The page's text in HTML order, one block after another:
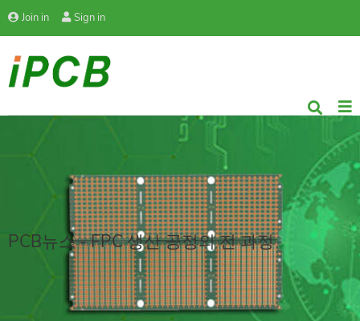
Join in Sign in
PCB뉴스 - FPC 생산 공정의 전 과정